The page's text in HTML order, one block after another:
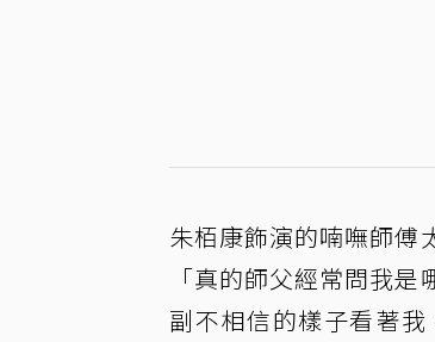
朱栢康飾演的喃嘸師傅
「真的師父經常問我
副不相信的樣子看著